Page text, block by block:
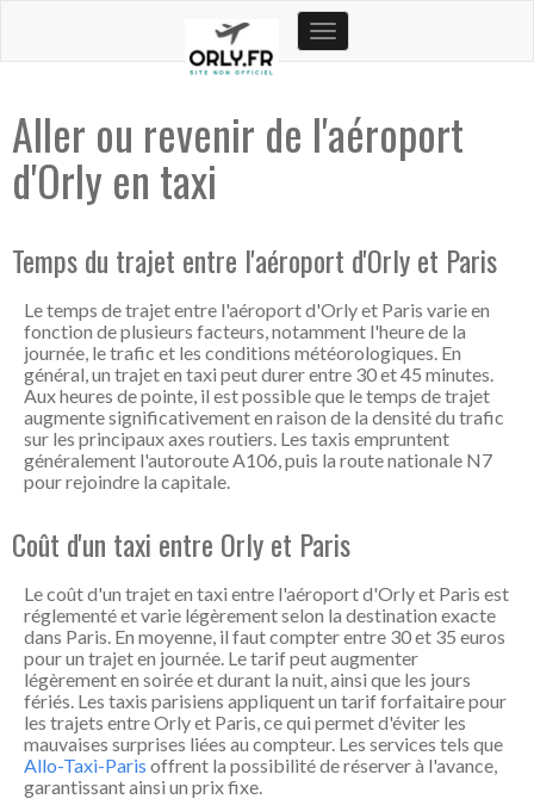
Toggle
navigation
Aller ou revenir de l'aéroport
d'Orly en taxi
Temps du trajet entre l'aéroport d'Orly et Paris
Le temps de trajet entre l'aéroport d'Orly et Paris varie en
fonction de plusieurs facteurs, notamment l'heure de la
journée, le trafic et les conditions météorologiques. En
général, un trajet en taxi peut durer entre 30 et 45 minutes.
Aux heures de pointe, il est possible que le temps de trajet
augmente significativement en raison de la densité du trafic
sur les principaux axes routiers. Les taxis empruntent
généralement l'autoroute A106, puis la route nationale N7
pour rejoindre la capitale.
Coût d'un taxi entre Orly et Paris
Le coût d'un trajet en taxi entre l'aéroport d'Orly et Paris est
réglementé et varie légèrement selon la destination exacte
dans Paris. En moyenne, il faut compter entre 30 et 35 euros
pour un trajet en journée. Le tarif peut augmenter
légèrement en soirée et durant la nuit, ainsi que les jours
fériés. Les taxis parisiens appliquent un tarif forfaitaire pour
les trajets entre Orly et Paris, ce qui permet d'éviter les
mauvaises surprises liées au compteur. Les services tels que
Allo-Taxi-Paris offrent la possibilité de réserver à l'avance,
garantissant ainsi un prix fixe.